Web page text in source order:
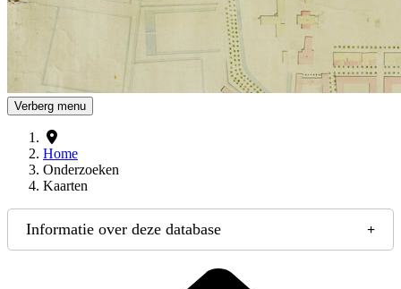
Verberg menu
Home
Onderzoeken
Kaarten
Informatie over deze database